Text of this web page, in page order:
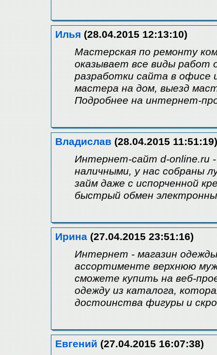
Илья (28.04.2015 12:13:10)
Мастерская по ремонту
оказывает все виды
разработки сайта в офисе
мастера на дом, выезд
Подробнее на интернет-
Владислав (28.04.2015 11:51:19)
Интернет-сайт d-online.ru
наличными, у нас собраны
займ даже с испорченной
быстрый обмен
Ирина (27.04.2015 23:51:16)
Интернет - магазин
ассортименте верхнюю
сможете купить на веб-
одежду из каталога,
достоинства фигуры и
Евгений (27.04.2015 16:07:38)